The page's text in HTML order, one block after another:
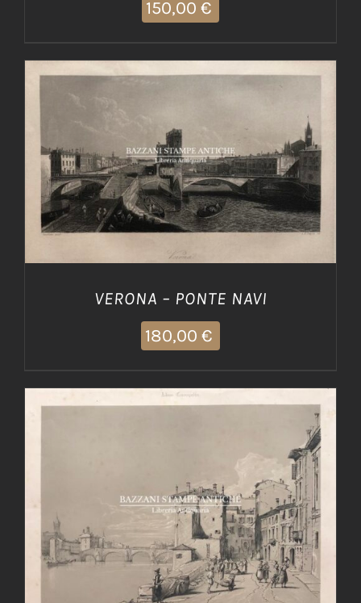
150,00 €
AGGIUNGI AL CARRELLO / DETTAGLI
VERONA – PONTE NAVI
180,00 €
AGGIUNGI AL CARRELLO / DETTAGLI